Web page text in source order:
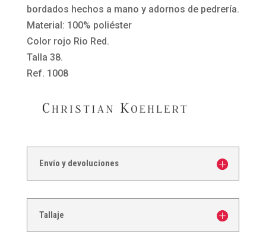
bordados hechos a mano y adornos de pedrería.
Material: 100% poliéster
Color rojo Rio Red.
Talla 38.
Ref. 1008
Envío y devoluciones
Tallaje